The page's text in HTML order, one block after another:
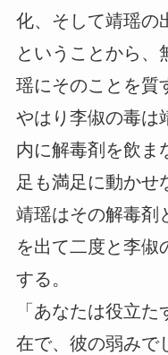
化、そして靖瑶の
ということから、
瑶にそのことを質
やはり李俶の毒は
内に解毒剤を飲ま
足も満足に動かせ
靖瑶はその解毒剤
を出て二度と李俶
する。
「あなたは役立
在で、彼の弱みで